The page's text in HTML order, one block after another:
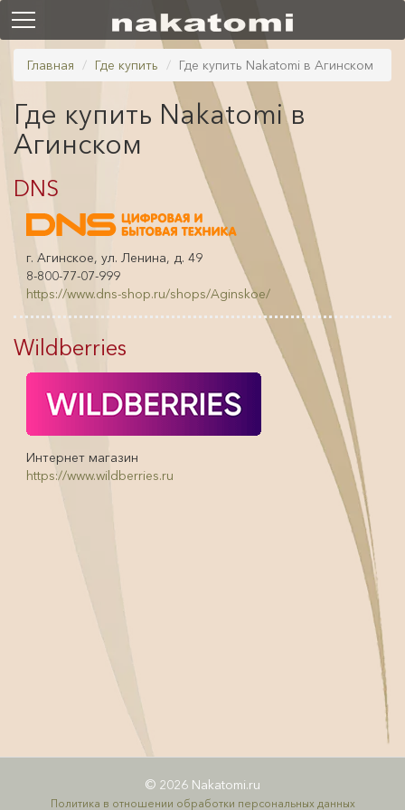
Главная Где купить Где купить Nakatomi в Агинском
Где купить Nakatomi в
Агинском
DNS
г. Агинское, ул. Ленина, д. 49
8-800-77-07-999
https://www.dns-shop.ru/shops/Aginskoe/
Wildberries
Интернет магазин
https://www.wildberries.ru
© 2026 Nakatomi.ru
Политика в отношении обработки персональных данных